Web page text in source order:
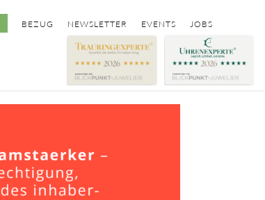
BEZUG NEWSLETTER EVENTS JOBS